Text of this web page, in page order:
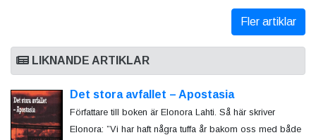
Fler artiklar
LIKNANDE ARTIKLAR
Det stora avfallet – Apostasia
Författare till boken är Elonora Lahti. Så här skriver
Elonora: ”Vi har haft några tuffa år bakom oss med både